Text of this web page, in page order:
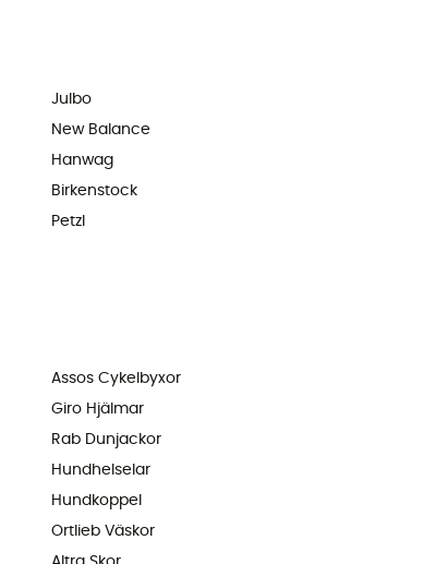
Julbo
New Balance
Hanwag
Birkenstock
Petzl
Assos Cykelbyxor
Giro Hjälmar
Rab Dunjackor
Hundhelselar
Hundkoppel
Ortlieb Väskor